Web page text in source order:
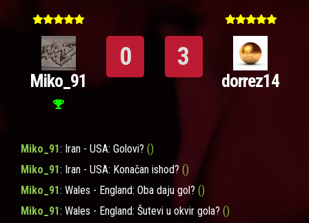
Miko_91
0 3
dorrez14
Miko_91: Iran - USA: Golovi? ()
Miko_91: Iran - USA: Konačan ishod? ()
Miko_91: Wales - England: Oba daju gol? ()
Miko_91: Wales - England: Šutevi u okvir gola? ()